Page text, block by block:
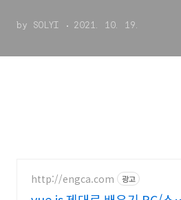
by SOLYI 2021. 10. 19.
http://engca.com 광고